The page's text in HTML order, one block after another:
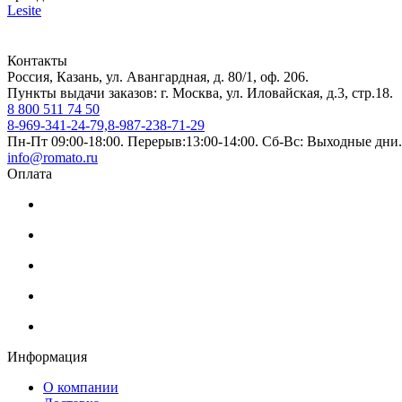
Lesite
Контакты
Россия, Казань, ул. Авангардная, д. 80/1, оф. 206.
Пункты выдачи заказов: г. Москва, ул. Иловайская, д.3, стр.18.
8 800 511 74 50
8-969-341-24-79,8-987-238-71-29
Пн-Пт 09:00-18:00. Перерыв:13:00-14:00. Сб-Вс: Выходные дни.
info@romato.ru
Оплата
Информация
О компании